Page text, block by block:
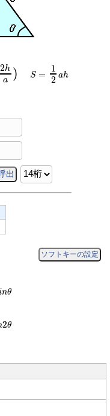
2h
a
) S =
1
2 ah
ソフトキーの設定
nθ
2θ